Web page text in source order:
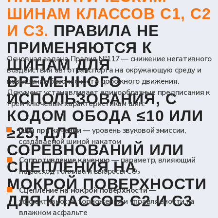
Шина класса C2 —шины по Правилам №54 с
скорости ≥N
Шина класса C3 —шины по Правилам №54 с
индексом нагрузки ≥122, либо ≤121 при
категории скорости ≤М
Уровень звука при качении — А-
взвешенный уровень звукового давления в
децибелах, создаваемый шиной при
движении автомобиля накатом по
испытательной площадке. Испытание
проводится методом выбега со скоростью
80 км/ч (референсная скорость) для шин
классов C1 и C2, и 70 км/ч - для шин класса
C3 независимо от того, зимние они или нет
Индекс сцепления G —показатель
эффективности шины на мокрой
поверхности, равный отношению её
тормозных или тяговых характеристик к
значениям эталонной стандартной шины
SRTT (ASTM E1136). Испытание
проводится либо на легковом автомобиле
с АБС, либо на прицепе. Требования
применяются только к шинам класса C1
Коэффициент сопротивления качению
(RRC) —сила сопротивления качению в
ньютонах, делённая на статическую